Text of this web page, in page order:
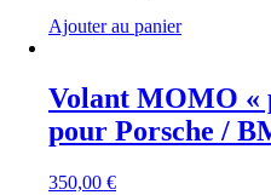
Ajouter au panier
Volant MOMO «
pour Porsche /
350,00 €